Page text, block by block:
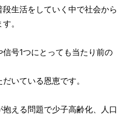
生活をしていく中で社会から
。
号1つにとっても当たり前の
いている恩恵です。
える問題で少子高齢化、人口